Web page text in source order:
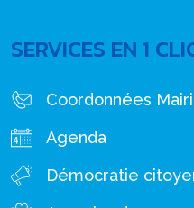
SERVICES EN 1
Coordonnées
Agenda
Démocratie